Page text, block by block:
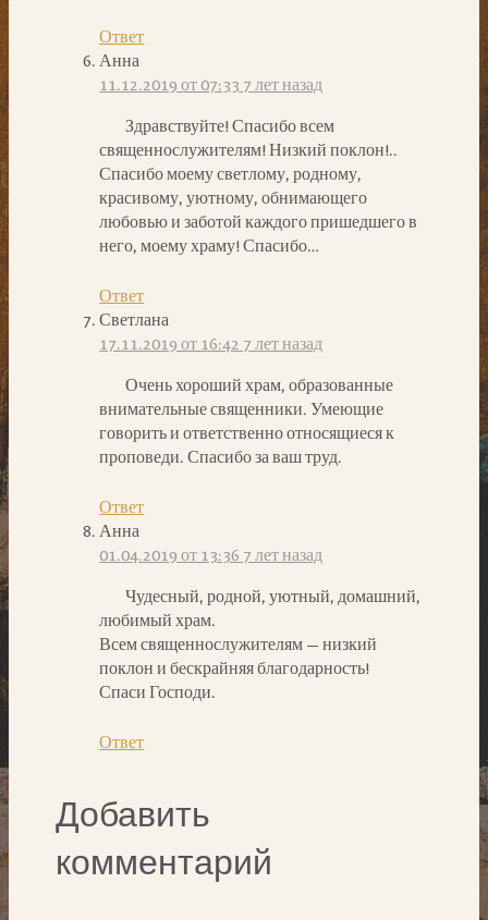
Ответ
Анна
11.12.2019 от 07:33 7 лет назад
Здравствуйте! Спасибо всем
священнослужителям! Низкий поклон!..
Спасибо моему светлому, родному,
красивому, уютному, обнимающего
любовью и заботой каждого пришедшего в
него, моему храму! Спасибо…
Ответ
Светлана
17.11.2019 от 16:42 7 лет назад
Очень хороший храм, образованные
внимательные священники. Умеющие
говорить и ответственно относящиеся к
проповеди. Спасибо за ваш труд.
Ответ
Анна
01.04.2019 от 13:36 7 лет назад
Чудесный, родной, уютный, домашний,
любимый храм.
Всем священнослужителям — низкий
поклон и бескрайняя благодарность!
Спаси Господи.
Ответ
Добавить
комментарий